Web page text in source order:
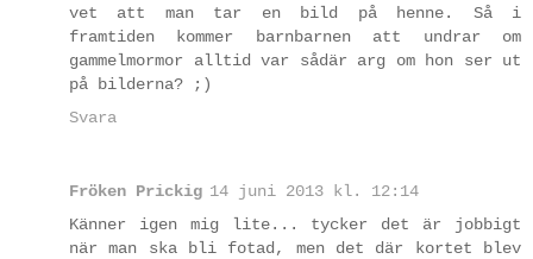
vet att man tar en bild på henne. Så i
framtiden kommer barnbarnen att undrar om
gammelmormor alltid var sådär arg om hon ser ut
på bilderna? ;)
Svara
Fröken Prickig 14 juni 2013 kl. 12:14
Känner igen mig lite... tycker det är jobbigt
när man ska bli fotad, men det där kortet blev